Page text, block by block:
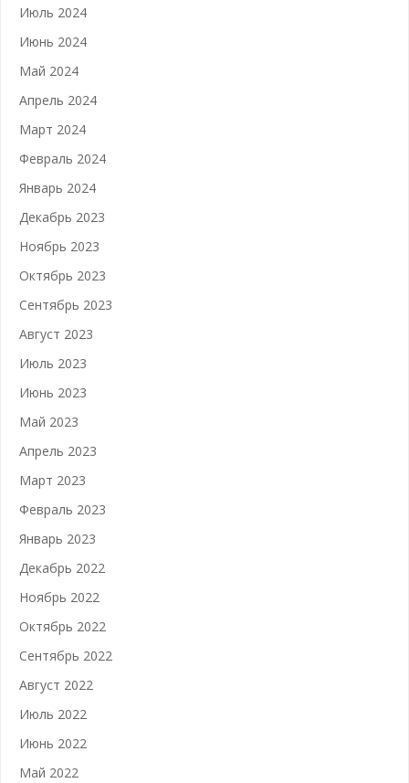
Июль 2024
Июнь 2024
Май 2024
Апрель 2024
Март 2024
Февраль 2024
Январь 2024
Декабрь 2023
Ноябрь 2023
Октябрь 2023
Сентябрь 2023
Август 2023
Июль 2023
Июнь 2023
Май 2023
Апрель 2023
Март 2023
Февраль 2023
Январь 2023
Декабрь 2022
Ноябрь 2022
Октябрь 2022
Сентябрь 2022
Август 2022
Июль 2022
Июнь 2022
Май 2022